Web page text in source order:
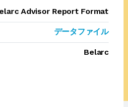
Advisor Report Format
データファイル
Belarc